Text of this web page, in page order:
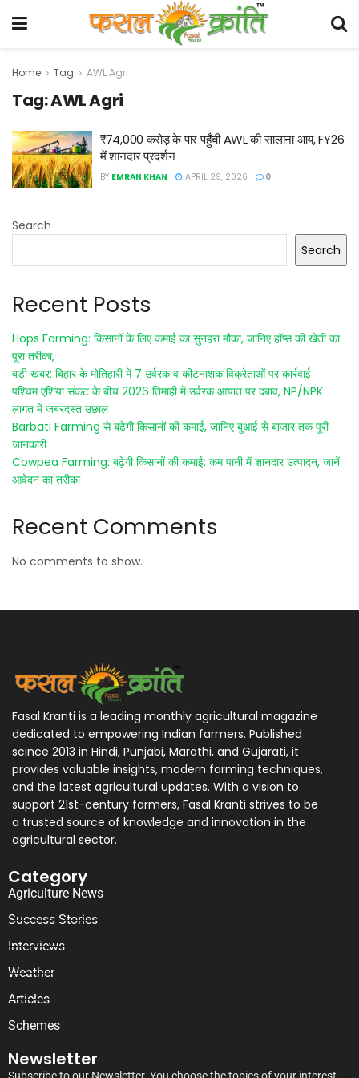
Home Tag AWL Agri
Tag:AWL Agri
₹74,000 करोड़ के पार पहुँची AWL की सालाना आय, FY26
में शानदार प्रदर्शन
BY EMRAN KHAN APRIL 29, 2026 0
Search
Search
Recent Posts
Hops Farming: किसानों के लिए कमाई का सुनहरा मौका, जानिए हॉप्स की खेती का
पूरा तरीका,
बड़ी खबर: बिहार के मोतिहारी में 7 उर्वरक व कीटनाशक विक्रेताओं पर कार्रवाई
पश्चिम एशिया संकट के बीच 2026 तिमाही में उर्वरक आयात पर दबाव, NP/NPK
लागत में जबरदस्त उछाल
Barbati Farming से बढ़ेगी किसानों की कमाई, जानिए बुआई से बाजार तक पूरी
जानकारी
Cowpea Farming: बढ़ेगी किसानों की कमाई: कम पानी में शानदार उत्पादन, जानें
आवेदन का तरीका
Recent Comments
No comments to show.
Fasal Kranti is a leading monthly agricultural magazine
dedicated to empowering Indian farmers. Published
scince 2013 in Hindi, Punjabi, Marathi, and Gujarati, it
provides valuable insights, modern farming techniques,
and the latest agricultural updates. With a vision to
support 21st-century farmers, Fasal Kranti strives to be
a trusted source of knowledge and innovation in the
agricultural sector.
Category
Agriculture News
Success Stories
Interviews
Weather
Articles
Schemes
Newsletter